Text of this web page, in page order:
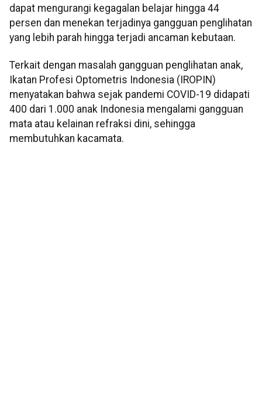
dapat mengurangi kegagalan belajar hingga 44
persen dan menekan terjadinya gangguan penglihatan
yang lebih parah hingga terjadi ancaman kebutaan.
Terkait dengan masalah gangguan penglihatan anak,
Ikatan Profesi Optometris Indonesia (IROPIN)
menyatakan bahwa sejak pandemi COVID-19 didapati
400 dari 1.000 anak Indonesia mengalami gangguan
mata atau kelainan refraksi dini, sehingga
membutuhkan kacamata.